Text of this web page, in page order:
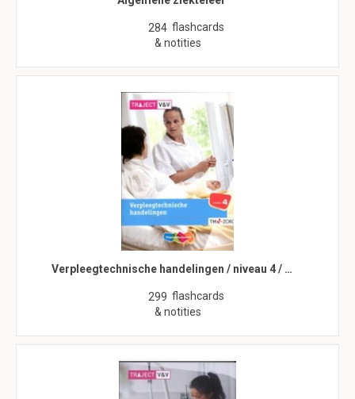
284 flashcards
& notities
Verpleegtechnische handelingen / niveau 4 / …
299 flashcards
& notities